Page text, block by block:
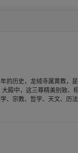
历史，龙绒寺属黄教，
殿中，这三尊精美别致、
宗教、哲学、天文、历法